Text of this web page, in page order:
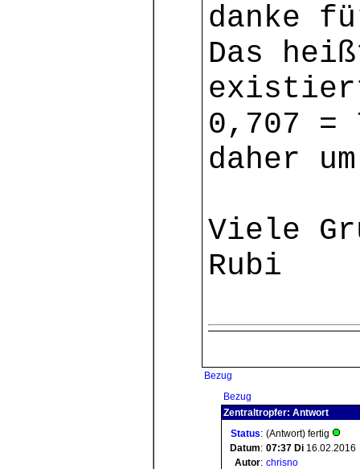
danke
Das
0,707 =
daher
Viele
Rubi
Bezug
Bezug
Zentraltropfer: Antwort
Status: (Antwort) fertig
Datum: 07:37 Di 16.02.2016
Autor: chrisno